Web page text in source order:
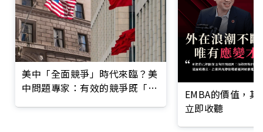
美中「全面競爭」時代來臨？美
中問題專家：有效的競爭既「防
EMBA的價值，
立即收聽